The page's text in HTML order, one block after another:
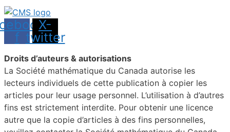
f
X-
twitter
Droits d’auteurs & autorisations
La Société mathématique du Canada autorise les
lecteurs individuels de cette publication à copier les
articles pour leur usage personnel. L’utilisation à d’autres
fins est strictement interdite. Pour obtenir une licence
autre que la copie d’articles à des fins personnelles,